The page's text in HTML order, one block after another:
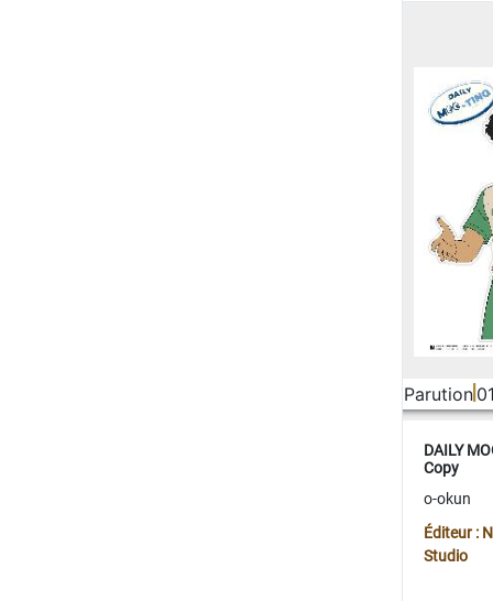
Parution
DAILY
Copy
o-okun
Éditeur :
Studio